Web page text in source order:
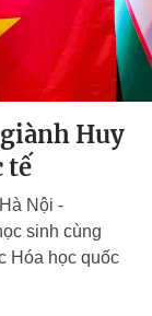
Huy
tế
Nội -
sinh cùng
Hóa học quốc